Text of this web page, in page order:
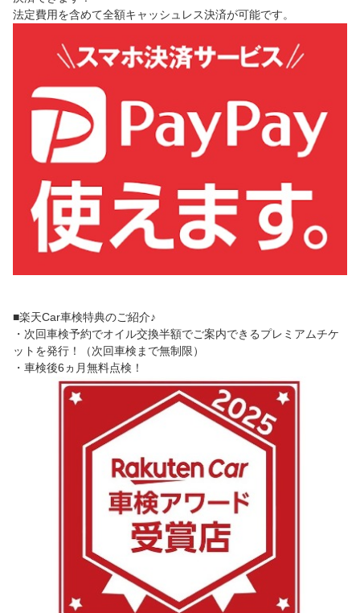
法定費用を含めて全額キャッシュレス決済が可能です。
■楽天Car車検特典のご紹介♪
・次回車検予約でオイル交換半額でご案内できるプレミアムチケ
ットを発行！（次回車検まで無制限）
・車検後6ヵ月無料点検！